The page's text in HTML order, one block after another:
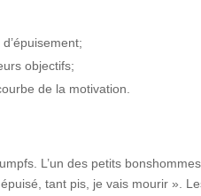
objectifs;
de la motivation.
L’un des petits
tant pis, je vais mourir ».